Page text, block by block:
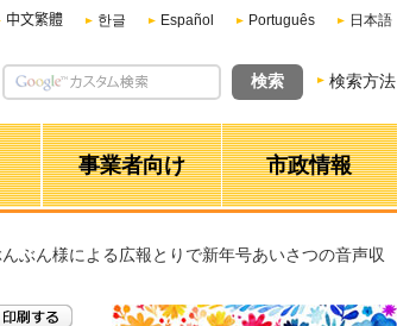
中文繁體 한글 Español Português
日本語
検索方法
事業者向け 市政情報
ぶん様による広報とりで新年号あいさつの音声収